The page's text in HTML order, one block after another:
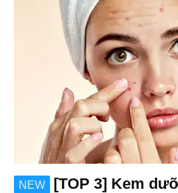
NEW
[TOP 3] Kem